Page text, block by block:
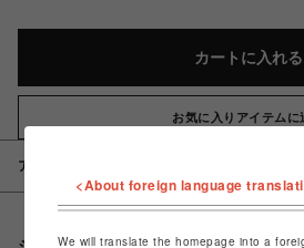
カートに入れる
お気に入りアイテムに
アイテム説明 / 素材
<About foreign language
We will translate the homepage into a